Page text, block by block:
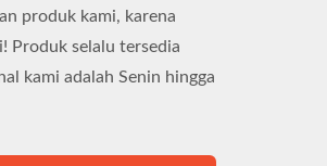
produk kami, karena
Produk selalu tersedia
kami adalah Senin hingga